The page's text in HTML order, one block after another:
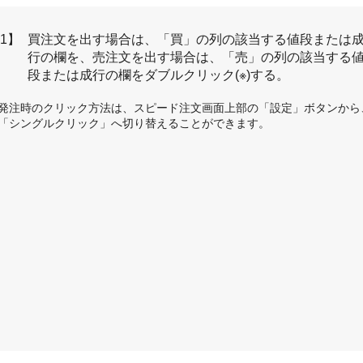
】
買注文を出す場合は、「買」の列の該当する値段または
行の欄を、売注文を出す場合は、「売」の列の該当する値
段または成行の欄をダブルクリック(※)する。
注時のクリック方法は、スピード注文画面上部の「設定」ボタンから
シングルクリック」へ切り替えることができます。